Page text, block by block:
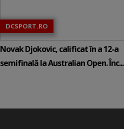
DCSPORT.RO
Novak Djokovic, calificat în a 12-a
semifinală la Australian Open. Înc...